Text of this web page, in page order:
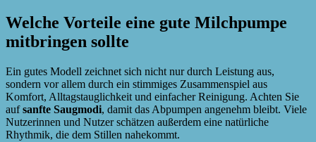
Welche Vorteile eine gute Milchpumpe
mitbringen sollte
Ein gutes Modell zeichnet sich nicht nur durch Leistung aus,
sondern vor allem durch ein stimmiges Zusammenspiel aus
Komfort, Alltagstauglichkeit und einfacher Reinigung. Achten Sie
aufsanfte Saugmodi, damit das Abpumpen angenehm bleibt. Viele
Nutzerinnen und Nutzer schätzen außerdem eine natürliche
Rhythmik, die dem Stillen nahekommt.